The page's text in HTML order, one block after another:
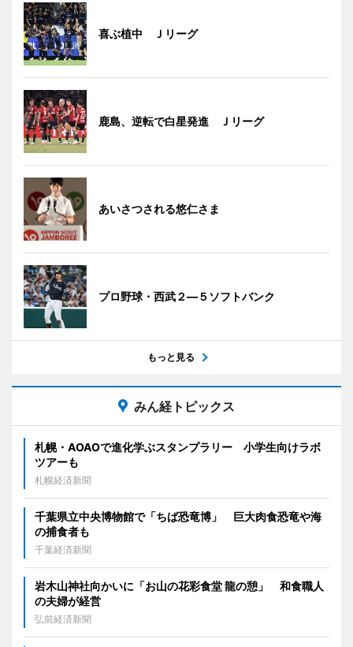
喜ぶ植中 Ｊリーグ
鹿島、逆転で白星発進 Ｊリーグ
あいさつされる悠仁さま
プロ野球・西武２―５ソフトバンク
もっと見る
みん経トピックス
札幌・AOAOで進化学ぶスタンプラリー 小学生向けラボ
ツアーも
札幌経済新聞
千葉県立中央博物館で「ちば恐竜博」 巨大肉食恐竜や海
の捕食者も
千葉経済新聞
岩木山神社向かいに「お山の花彩食堂 龍の憩」 和食職人
の夫婦が経営
弘前経済新聞